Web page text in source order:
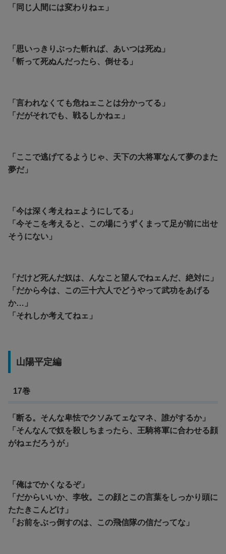
「同じ人間には変わりねェ」
「思いっきりぶった斬れば、あいつは死ぬ」
「斬って死ぬんだったら、倒せる」
「言われなくても危ねェことは分かってる」
「だがそれでも、戦るしかねェ」
「ここで逃げてるようじゃ、天下の大将軍なんて夢のまた
夢だ」
「今は深く考えねェようにしてる」
「今そこを考えると、この場にうずくまって足が前に出せ
そうにない」
「だけど死んだ奴は、んなこと望んでねェんだ、絶対に」
「だから今は、この三十六人でどうやって武功をあげる
か…」
「それしか考えてねェ」
山陽平定編
17巻
「断る。そんな卑怯でクソみてェなマネ、誰がするか」
「そんなんで奴を殺しちまったら、王騎将軍に合わせる顔
がねェだろうが」
「俺はでかくなるぞ」
「だからいいか、李牧。この顔とこの言葉をしっかり頭に
たたきこんどけ」
「お前をぶっ倒すのは、この飛信隊の信だってな」